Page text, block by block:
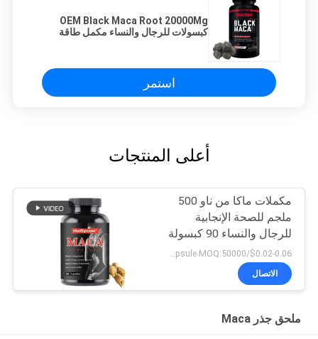
OEM Black Maca Root 20000Mg
كبسولات للرجال والنساء مكمل طاقة
نباتي ذو قوة قصوى
استمر
أعلى المنتجات
مكملات ماكا من ناو 500
ملجم للصحة الإنجابية
للرجال والنساء 90 كبسولة
$0.02-0.06/capsule MOQ:50000 كبسولة
الاتصال
ملحق جذر Maca